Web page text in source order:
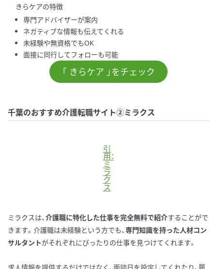
きらケアの特徴
専門アドバイザーが案内
ネガティブな情報も伝えてくれる
未経験や無資格でもOK
面接に同行してフォローも可能
「 きらケア 」をチェック
千葉のおすすめ介護転職サイト②ミラクス
引
用：
ミ
ラ
ク
ス
ミラクスは、 介護職に特化した仕事を完全無料で紹介することがで
きます。介護職は未経験という方でも、 専門知識を持った人材コン
サルタントがそれぞれにぴったりの仕事を見つけてくれます。
求人情報を提供するだけではなく、面談日を設定してくれたり、履